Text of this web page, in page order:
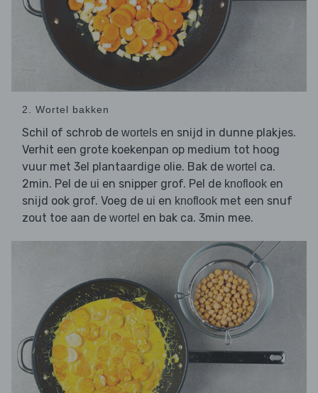
2. Wortel bakken
Schil of schrob de wortels en snijd in dunne plakjes.
Verhit een grote koekenpan op medium tot hoog
vuur met 3el plantaardige olie. Bak de wortel ca.
2min. Pel de ui en snipper grof. Pel de knoflook en
snijd ook grof. Voeg de ui en knoflook met een snuf
zout toe aan de wortel en bak ca. 3min mee.